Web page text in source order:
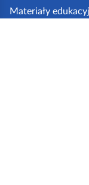
.
Materiały